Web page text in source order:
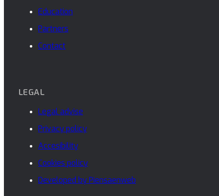
Education
Partners
Contact
LEGAL
Legal advise
Privacy policy
Accesibility
Cookies policy
Developed by Piensaenweb